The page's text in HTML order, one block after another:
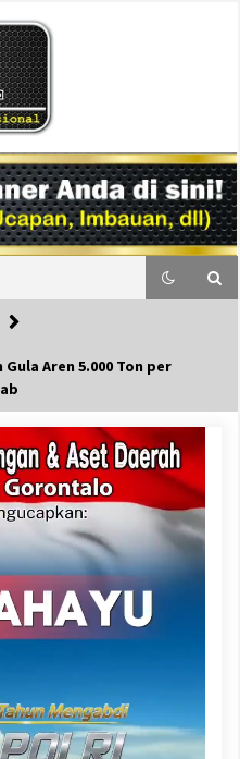
Aren 5.000 Ton per